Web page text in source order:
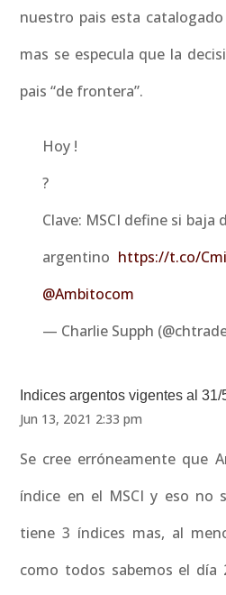
nuestro pais esta
mas se especula que la
pais “de frontera”.
Hoy !
?
Clave: MSCI define si baja
argentino https://t.co/
@Ambitocom
— Charlie Supph
Indices argentos vigentes al 31/
Jun 13, 2021 2:33 pm
Se cree erróneamente que
índice en el MSCI y eso no
tiene 3 índices mas, al
como todos sabemos el día